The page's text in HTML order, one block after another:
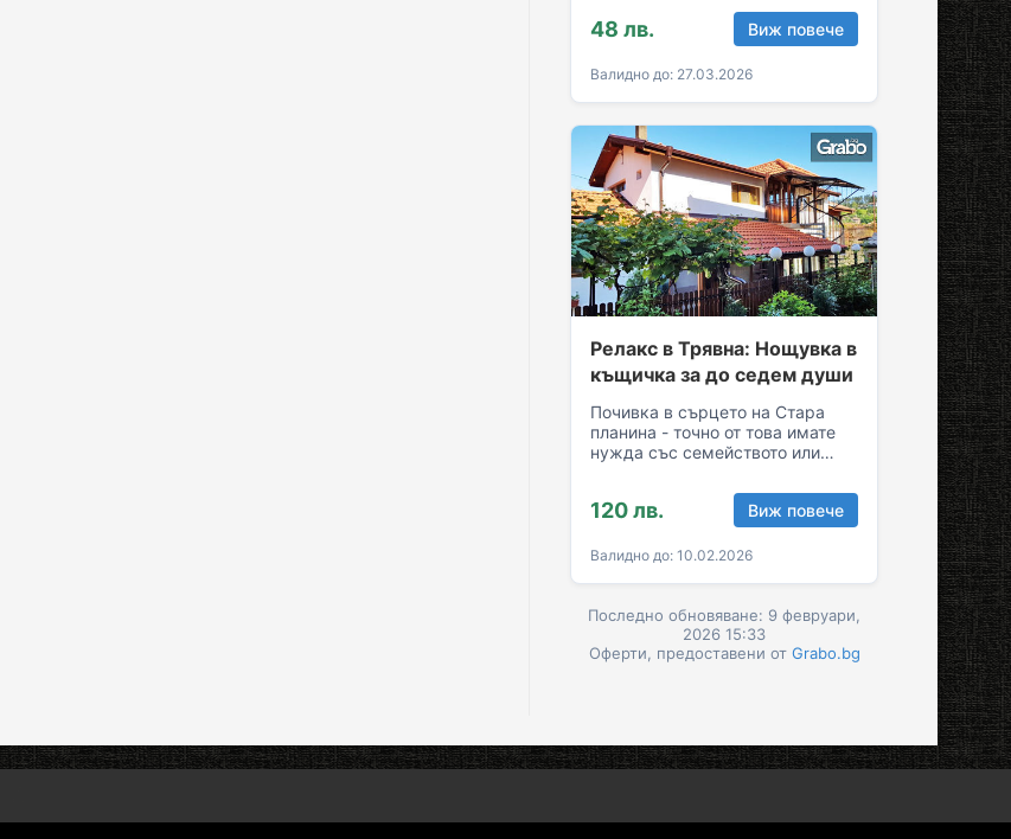
култура! Грабни ваучер за…
48 лв. Виж повече
Валидно до: 27.03.2026
Релакс в Трявна: Нощувка в
къщичка за до седем души
Почивка в сърцето на Стара
планина - точно от това имате
нужда със семейството или
120 лв. Виж повече
Валидно до: 10.02.2026
Последно обновяване: 9 февруари,
2026 15:33
Оферти, предоставени от Grabo.bg